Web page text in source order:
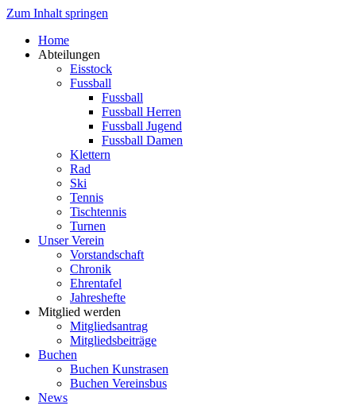
Zum Inhalt springen
Home
Abteilungen
Eisstock
Fussball
Fussball
Fussball Herren
Fussball Jugend
Fussball Damen
Klettern
Rad
Ski
Tennis
Tischtennis
Turnen
Unser Verein
Vorstandschaft
Chronik
Ehrentafel
Jahreshefte
Mitglied werden
Mitgliedsantrag
Mitgliedsbeiträge
Buchen
Buchen Kunstrasen
Buchen Vereinsbus
News